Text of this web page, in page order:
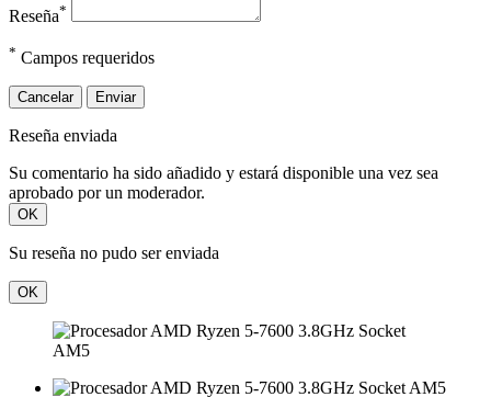
Reseña*
* Campos requeridos
Cancelar Enviar
Reseña enviada
Su comentario ha sido añadido y estará disponible una vez sea
aprobado por un moderador.
OK
Su reseña no pudo ser enviada
OK